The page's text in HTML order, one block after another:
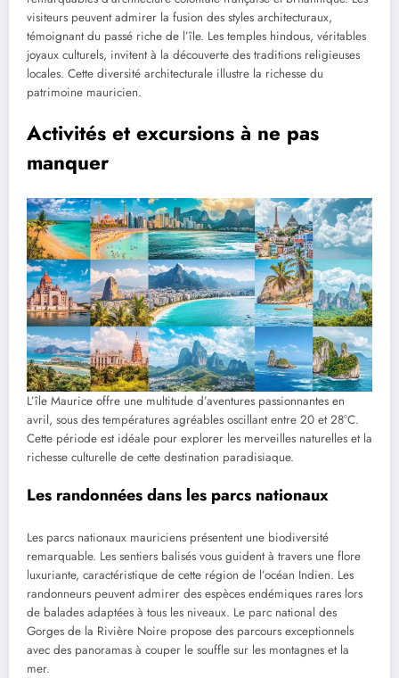
visiteurs peuvent admirer la fusion des styles architecturaux,
témoignant du passé riche de l’île. Les temples hindous, véritables
joyaux culturels, invitent à la découverte des traditions religieuses
locales. Cette diversité architecturale illustre la richesse du
patrimoine mauricien.
Activités et excursions à ne pas
manquer
L’île Maurice offre une multitude d’aventures passionnantes en
avril, sous des températures agréables oscillant entre 20 et 28°C.
Cette période est idéale pour explorer les merveilles naturelles et la
richesse culturelle de cette destination paradisiaque.
Les randonnées dans les parcs nationaux
Les parcs nationaux mauriciens présentent une biodiversité
remarquable. Les sentiers balisés vous guident à travers une flore
luxuriante, caractéristique de cette région de l’océan Indien. Les
randonneurs peuvent admirer des espèces endémiques rares lors
de balades adaptées à tous les niveaux. Le parc national des
Gorges de la Rivière Noire propose des parcours exceptionnels
avec des panoramas à couper le souffle sur les montagnes et la
mer.